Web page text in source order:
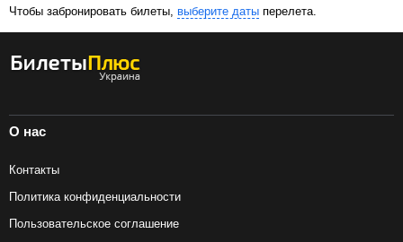
Чтобы забронировать билеты, выберите даты перелета.
О нас
Контакты
Политика конфиденциальности
Пользовательское соглашение